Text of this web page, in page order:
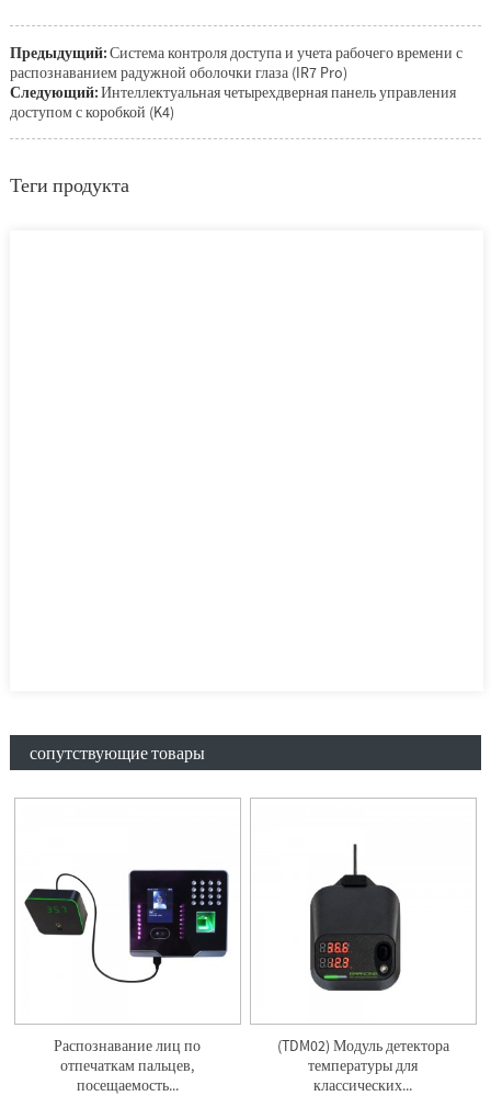
Предыдущий:Система контроля доступа и учета рабочего времени с
распознаванием радужной оболочки глаза (IR7 Pro)
Следующий:Интеллектуальная четырехдверная панель управления
доступом с коробкой (K4)
Теги продукта
сопутствующие товары
Распознавание лиц по
отпечаткам пальцев,
посещаемость...
(TDM02) Модуль детектора
температуры для
классических...